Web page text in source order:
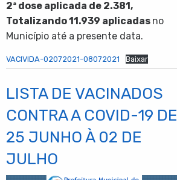
2ª dose aplicada de 2.381,
Totalizando11.939 aplicadas no
Município até a presente data.
VACIVIDA-02072021-08072021 Baixar
LISTA DE VACINADOS
CONTRA A COVID-19 DE
25 JUNHO À 02 DE
JULHO